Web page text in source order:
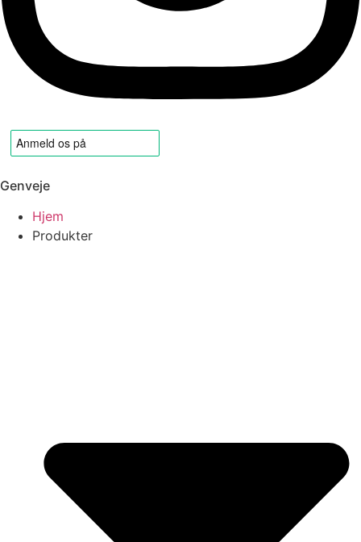
Genveje
Hjem
Produkter